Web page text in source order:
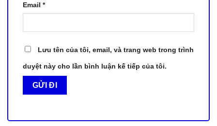
Email *
Lưu tên của tôi, email, và trang web trong trình
duyệt này cho lần bình luận kế tiếp của tôi.